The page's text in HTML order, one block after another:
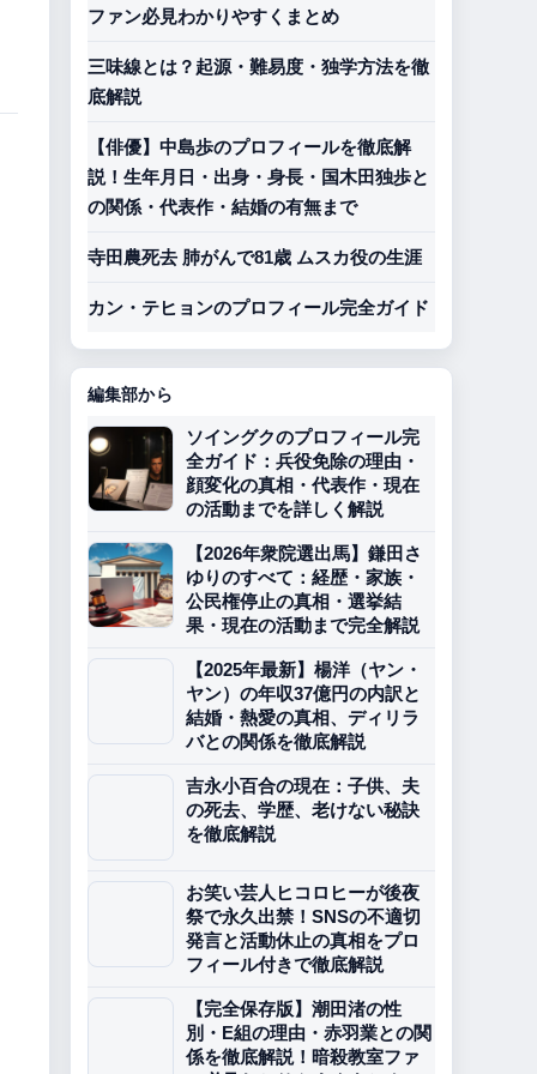
ファン必見わかりやすくまとめ
三味線とは？起源・難易度・独学方法を徹
底解説
【俳優】中島歩のプロフィールを徹底解
説！生年月日・出身・身長・国木田独歩と
の関係・代表作・結婚の有無まで
寺田農死去 肺がんで81歳 ムスカ役の生涯
カン・テヒョンのプロフィール完全ガイド
編集部から
ソイングクのプロフィール完
全ガイド：兵役免除の理由・
顔変化の真相・代表作・現在
の活動までを詳しく解説
【2026年衆院選出馬】鎌田さ
ゆりのすべて：経歴・家族・
公民権停止の真相・選挙結
果・現在の活動まで完全解説
【2025年最新】楊洋（ヤン・
ヤン）の年収37億円の内訳と
結婚・熱愛の真相、ディリラ
バとの関係を徹底解説
吉永小百合の現在：子供、夫
の死去、学歴、老けない秘訣
を徹底解説
お笑い芸人ヒコロヒーが後夜
祭で永久出禁！SNSの不適切
発言と活動休止の真相をプロ
フィール付きで徹底解説
【完全保存版】潮田渚の性
別・E組の理由・赤羽業との関
係を徹底解説！暗殺教室ファ